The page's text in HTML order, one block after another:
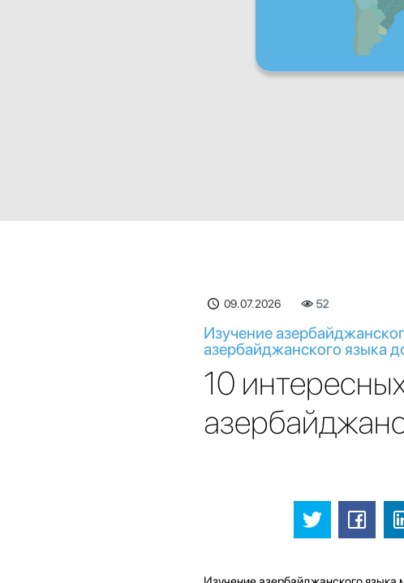
09.07.2026 52
Изучение
азербайджанского языка
10